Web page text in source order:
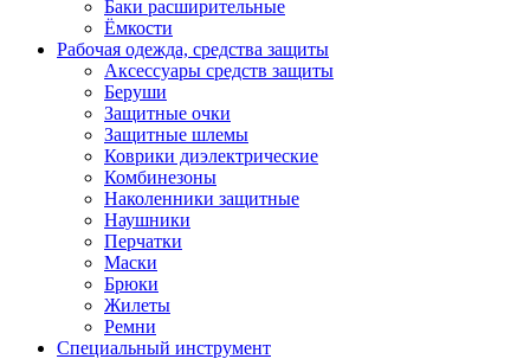
Баки расширительные
Ёмкости
Рабочая одежда, средства защиты
Аксессуары средств защиты
Беруши
Защитные очки
Защитные шлемы
Коврики диэлектрические
Комбинезоны
Наколенники защитные
Наушники
Перчатки
Маски
Брюки
Жилеты
Ремни
Специальный инструмент